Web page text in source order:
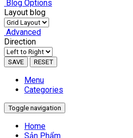
Blog Options
Layout blog
Advanced
Direction
SAVE RESET
Menu
Categories
Toggle navigation
Home
Sản Phẩm